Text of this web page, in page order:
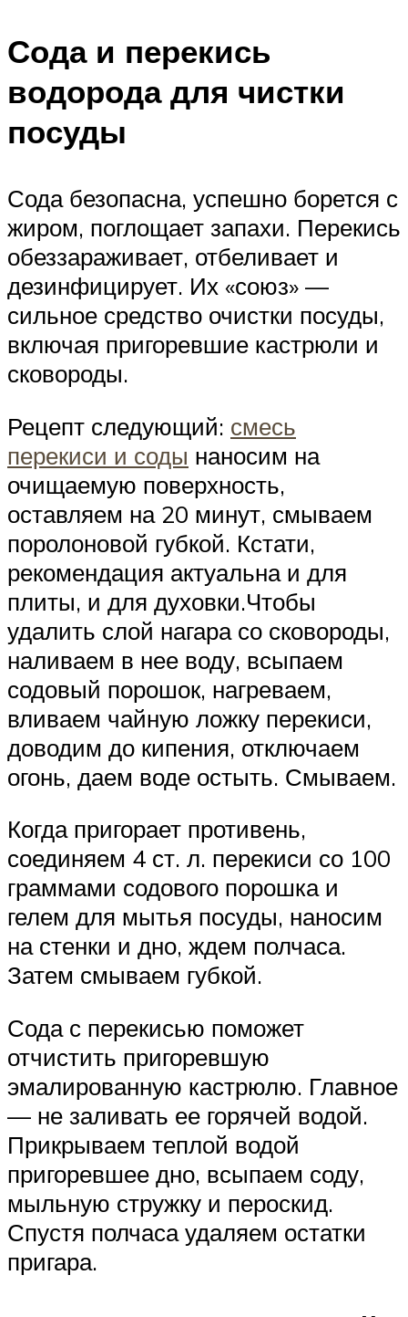
Сода и перекись
водорода для чистки
посуды
Сода безопасна, успешно борется с
жиром, поглощает запахи. Перекись
обеззараживает, отбеливает и
дезинфицирует. Их «союз» —
сильное средство очистки посуды,
включая пригоревшие кастрюли и
сковороды.
Рецепт следующий: смесь
перекиси и соды наносим на
очищаемую поверхность,
оставляем на 20 минут, смываем
поролоновой губкой. Кстати,
рекомендация актуальна и для
плиты, и для духовки.Чтобы
удалить слой нагара со сковороды,
наливаем в нее воду, всыпаем
содовый порошок, нагреваем,
вливаем чайную ложку перекиси,
доводим до кипения, отключаем
огонь, даем воде остыть. Смываем.
Когда пригорает противень,
соединяем 4 ст. л. перекиси со 100
граммами содового порошка и
гелем для мытья посуды, наносим
на стенки и дно, ждем полчаса.
Затем смываем губкой.
Сода с перекисью поможет
отчистить пригоревшую
эмалированную кастрюлю. Главное
— не заливать ее горячей водой.
Прикрываем теплой водой
пригоревшее дно, всыпаем соду,
мыльную стружку и пероскид.
Спустя полчаса удаляем остатки
пригара.